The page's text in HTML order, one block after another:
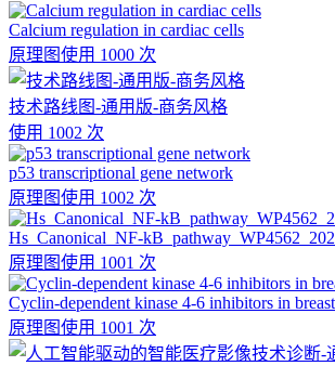
Calcium regulation in cardiac cells
原理图使用 1000 次
技术路线图-通用版-商务风格
使用 1002 次
p53 transcriptional gene network
原理图使用 1002 次
Hs_Canonical_NF-
原理图使用 1001 次
Cyclin-dependent kinase 4-6 inhibitors in
原理图使用 1001 次